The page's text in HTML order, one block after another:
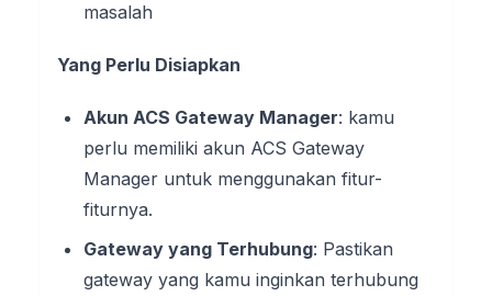
masalah
Yang Perlu Disiapkan
Akun ACS Gateway Manager: kamu
perlu memiliki akun ACS Gateway
Manager untuk menggunakan fitur-
fiturnya.
Gateway yang Terhubung: Pastikan
gateway yang kamu inginkan terhubung